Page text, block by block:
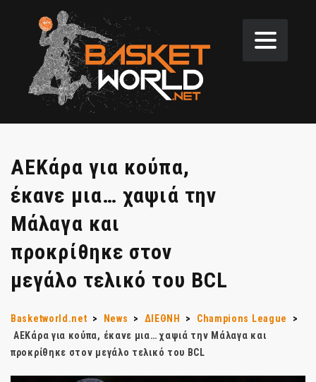
ΑΕΚάρα για κούπα,
έκανε μια… χαψιά την
Μάλαγα και
προκρίθηκε στον
μεγάλο τελικό του BCL
Basketworld.net > News > ΔΙΕΘΝΗ > Champions League
>
ΑΕΚάρα για κούπα, έκανε μια… χαψιά την Μάλαγα και
προκρίθηκε στον μεγάλο τελικό του BCL